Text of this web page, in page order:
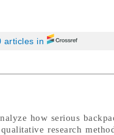
articles in
how serious
research